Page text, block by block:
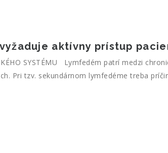
aktívny prístup
SYSTÉMU Lymfedém patrí medzi
Pri tzv. sekundárnom lymfedéme treba